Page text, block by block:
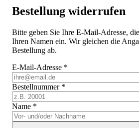
Bestellung widerrufen
Bitte geben Sie Ihre E-Mail-Adresse,
Ihren Namen ein. Wir gleichen die
Bestellung ab.
E-Mail-Adresse *
Bestellnummer *
Name *